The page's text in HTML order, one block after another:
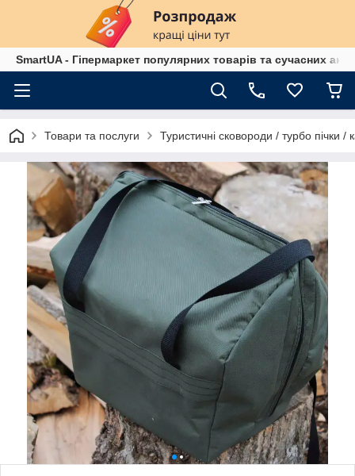
SmartUA - Гіпермаркет популярних товарів та сучасних
Товари та послуги Туристичні сковороди / турбо пічки /